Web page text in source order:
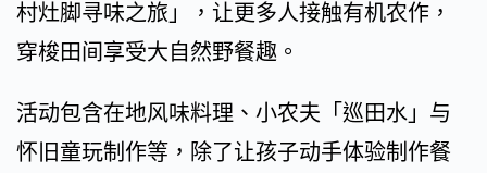
村灶脚寻味之旅」，让更多人接触有机农作，
穿梭田间享受大自然野餐趣。
活动包含在地风味料理、小农夫「巡田水」与
怀旧童玩制作等，除了让孩子动手体验制作餐